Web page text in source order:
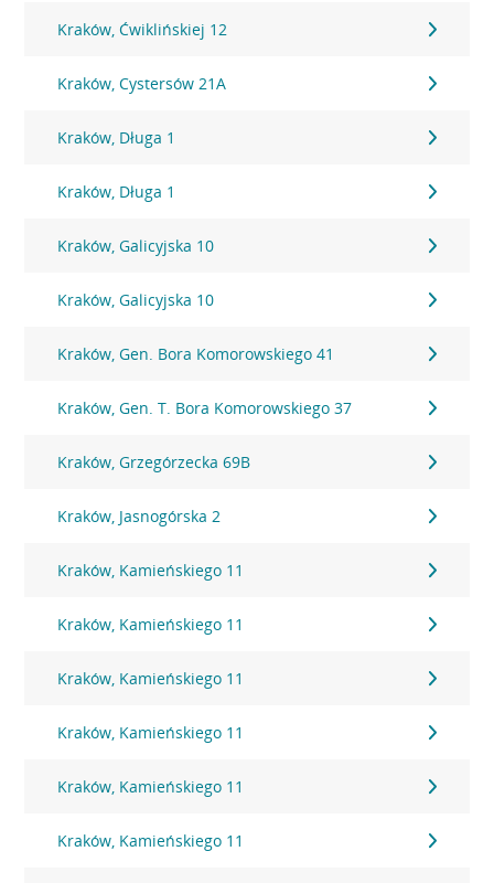
Kraków, Ćwiklińskiej 12
Kraków, Cystersów 21A
Kraków, Długa 1
Kraków, Długa 1
Kraków, Galicyjska 10
Kraków, Galicyjska 10
Kraków, Gen. Bora Komorowskiego 41
Kraków, Gen. T. Bora Komorowskiego 37
Kraków, Grzegórzecka 69B
Kraków, Jasnogórska 2
Kraków, Kamieńskiego 11
Kraków, Kamieńskiego 11
Kraków, Kamieńskiego 11
Kraków, Kamieńskiego 11
Kraków, Kamieńskiego 11
Kraków, Kamieńskiego 11